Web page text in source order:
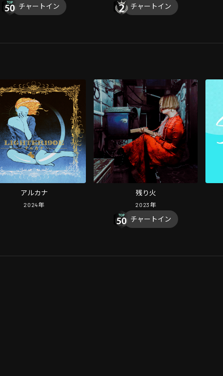
チャートイン チャートイン
アルカナ
2024年
残り火
2023 年
チャートイン